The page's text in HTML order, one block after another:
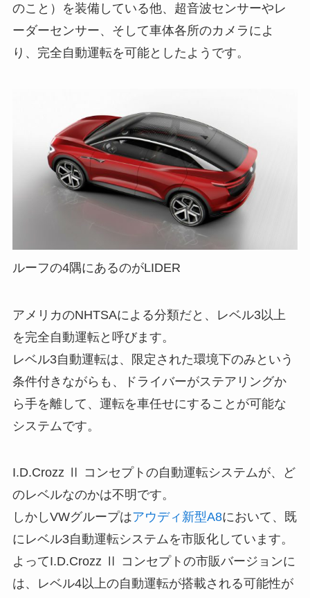
のこと）を装備している他、超音波センサーやレ
ーダーセンサー、そして車体各所のカメラによ
り、完全自動運転を可能としたようです。
ルーフの4隅にあるのがLIDER
アメリカのNHTSAによる分類だと、レベル3以上
を完全自動運転と呼びます。
レベル3自動運転は、限定された環境下のみという
条件付きながらも、ドライバーがステアリングか
ら手を離して、運転を車任せにすることが可能な
システムです。
I.D.Crozz Ⅱ コンセプトの自動運転システムが、ど
のレベルなのかは不明です。
しかしVWグループはアウディ新型A8において、既
にレベル3自動運転システムを市販化しています。
よってI.D.Crozz Ⅱ コンセプトの市販バージョンに
は、レベル4以上の自動運転が搭載される可能性が